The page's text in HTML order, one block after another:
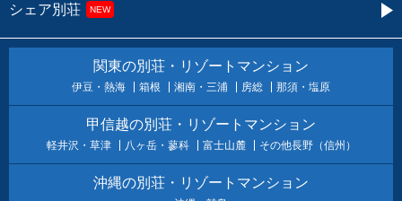
シェア別荘 NEW
関東の別荘・リゾートマンション
伊豆・熱海 箱根 湘南・三浦 房総 那須・塩原
甲信越の別荘・リゾートマンション
軽井沢・草津 八ヶ岳・蓼科 富士山麓 その他長野（信州）
沖縄の別荘・リゾートマンション